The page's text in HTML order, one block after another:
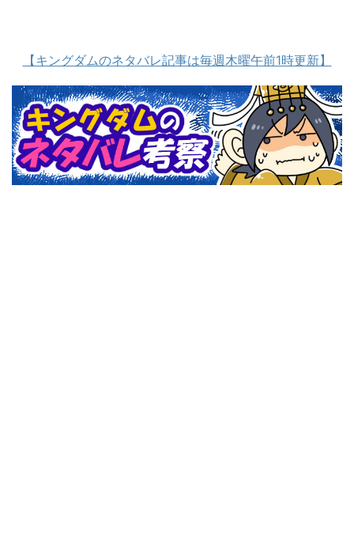
【キングダムのネタバレ記事は毎週木曜午前1時更新】